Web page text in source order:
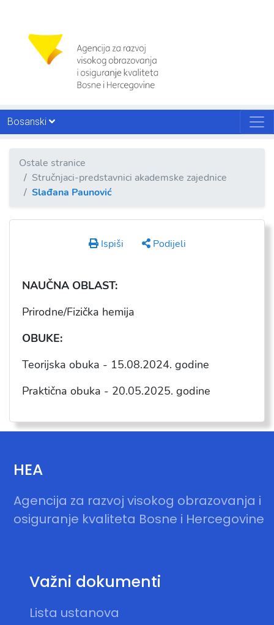
Bosanski
Ostale stranice
Stručnjaci-predstavnici akademske zajednice
Slađana Paunović
Ispiši Podijeli
NAUČNA OBLAST:
Prirodne/Fizička hemija
OBUKE:
Teorijska obuka - 15.08.2024. godine
Praktična obuka - 20.05.2025. godine
HEA
Agencija za razvoj visokog obrazovanja i
osiguranje kvaliteta Bosne i Hercegovine
Važni dokumenti
Lista ustanova